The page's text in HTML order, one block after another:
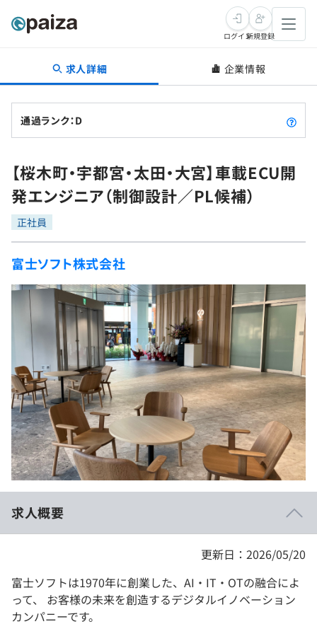
転職・キャリア
転職成功ガイド
転職エージェント
インタビュー
転職成功ガイド
新卒就活
求人検索
本選考
インターン
新卒エージェント
イベント・セミナー
インタビュー
就活成功ガイド
学習
問題集
ナレッジ
リファレンス
プラン
個人向けプラン
法人向けプラン
契約内容・クーポン
プログラミング言語
評価結果一覧
再チャレンジ結果一覧
ゲーム・マンガ
Tech Team Journal
paiza times
note
paizaとは？
ログイン新規登録
求人詳細 企業情報
通過ランク：D
【桜木町・宇都宮・太田・大宮】車載ECU開
発エンジニア（制御設計／PL候補）
正社員
富士ソフト株式会社
求人概要
更新日：2026/05/20
富士ソフトは1970年に創業した、AI・IT・OTの融合によ
って、 お客様の未来を創造するデジタルイノベーション
カンパニーです。